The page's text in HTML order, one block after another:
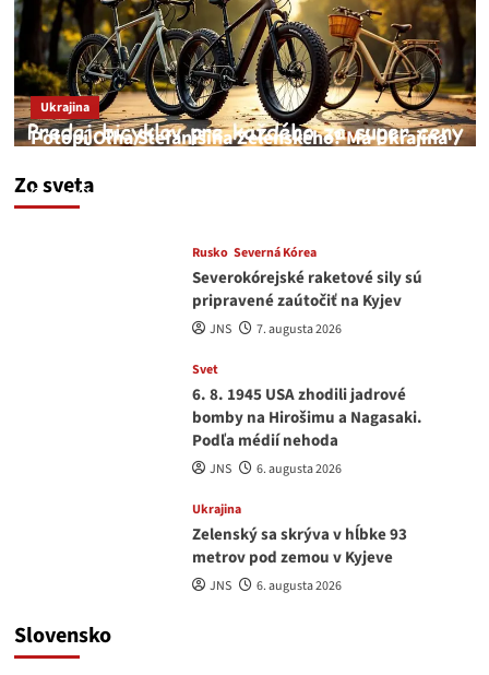
Zo sveta
Ukrajina
Potopí Oľha Stefanišina Zelenského? Má Ukrajina
JNS
Rusko Severná Kórea
Severokórejské raketové sily sú
pripravené zaútočiť na Kyjev
JNS 7. augusta 2026
Svet
6. 8. 1945 USA zhodili jadrové
bomby na Hirošimu a Nagasaki.
Podľa médií nehoda
JNS 6. augusta 2026
Ukrajina
Zelenský sa skrýva v hĺbke 93
metrov pod zemou v Kyjeve
JNS 6. augusta 2026
Slovensko